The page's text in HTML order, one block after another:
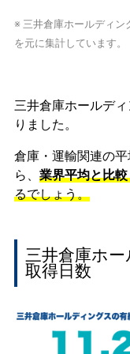
※ 三井倉庫ホールディン
を元に集計しています。
三井倉庫ホールデ
りました。
倉庫・運輸関連の
ら、 業界平均と比
るでしょう。
三井倉庫ホ
取得日数